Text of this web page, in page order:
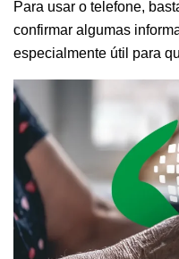
Para usar o telefone,
confirmar algumas
especialmente útil para